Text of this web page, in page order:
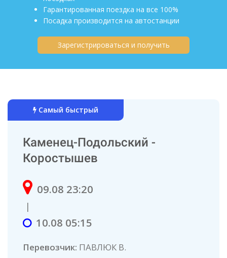
Гарантированная поездка на все 100%
Посадка производится на автостанции
Зарегистрироваться и получить
Самый быстрый
Каменец-Подольский -
Коростышев
09.08 23:20
|
10.08 05:15
Перевозчик: ПАВЛЮК В.